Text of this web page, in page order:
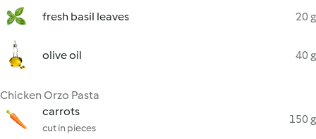
fresh basil leaves 20 g
olive oil 40 g
Chicken Orzo Pasta
carrots
cut in pieces
150 g